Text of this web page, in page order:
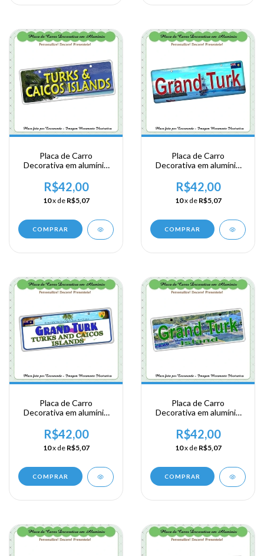
Placa de Carro
Decorativa em alumínio
Posse Britanica - Turks
Caicos Islands
R$42,00
10x de R$5,07
COMPRAR
Placa de Carro
Decorativa em alumínio
Posse Britanica - Grand
Turk
R$42,00
10x de R$5,07
COMPRAR
Placa de Carro
Decorativa em alumínio
Posse Britanica - Grand
Turk
R$42,00
10x de R$5,07
COMPRAR
Placa de Carro
Decorativa em alumínio
Posse Britanica - Grand
Turk
R$42,00
10x de R$5,07
COMPRAR